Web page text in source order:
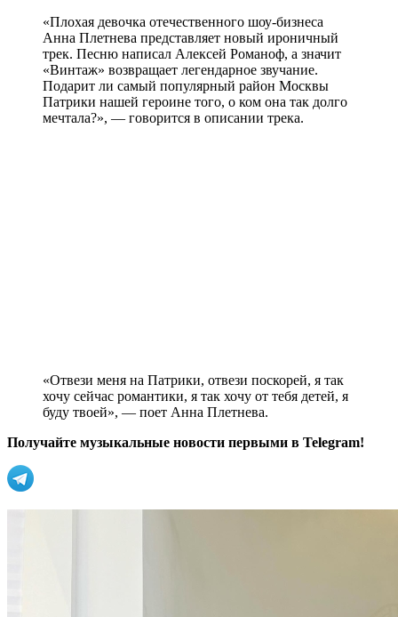
«Плохая девочка отечественного шоу-бизнеса
Анна Плетнева представляет новый ироничный
трек. Песню написал Алексей Романоф, а значит
«Винтаж» возвращает легендарное звучание.
Подарит ли самый популярный район Москвы
Патрики нашей героине того, о ком она так долго
мечтала?», — говорится в описании трека.
«Отвези меня на Патрики, отвези поскорей, я так
хочу сейчас романтики, я так хочу от тебя детей, я
буду твоей», — поет Анна Плетнева.
Получайте музыкальные новости первыми в Telegram!